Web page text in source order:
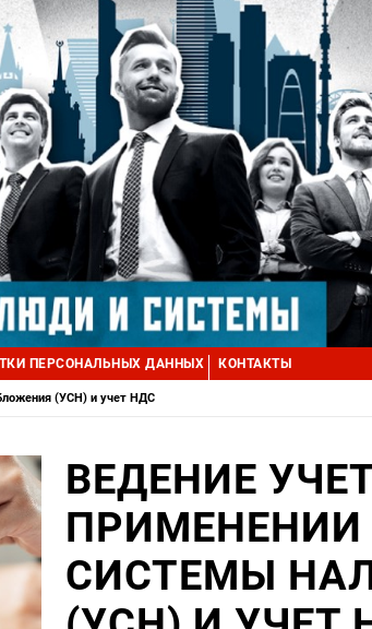
ПЕРСОНАЛЬНЫХ ДАННЫХ КОНТАКТЫ
(УСН) и учет НДС
ВЕДЕНИЕ
СИСТЕМЫ